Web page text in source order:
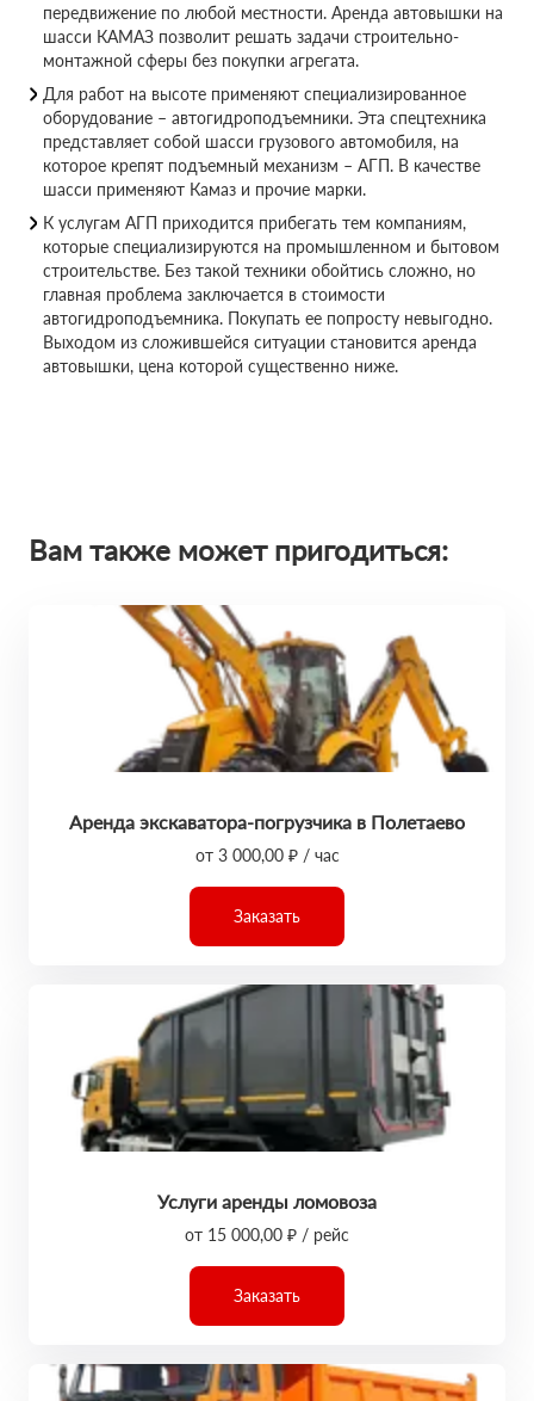
передвижение по любой местности. Аренда автовышки на
шасси КАМАЗ позволит решать задачи строительно-
монтажной сферы без покупки агрегата.
Для работ на высоте применяют специализированное
оборудование – автогидроподъемники. Эта спецтехника
представляет собой шасси грузового автомобиля, на
которое крепят подъемный механизм – АГП. В качестве
шасси применяют Камаз и прочие марки.
К услугам АГП приходится прибегать тем компаниям,
которые специализируются на промышленном и бытовом
строительстве. Без такой техники обойтись сложно, но
главная проблема заключается в стоимости
автогидроподъемника. Покупать ее попросту невыгодно.
Выходом из сложившейся ситуации становится аренда
автовышки, цена которой существенно ниже.
Вам также может пригодиться:
Аренда экскаватора-погрузчика в Полетаево
от 3 000,00 ₽ / час
Заказать
Услуги аренды ломовоза
от 15 000,00 ₽ / рейс
Заказать